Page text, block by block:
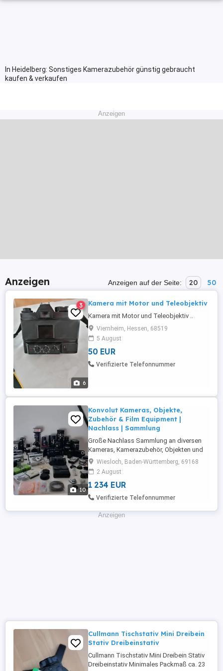
In Heidelberg: Sonstiges Kamerazubehör günstig gebraucht
kaufen & verkaufen
Anzeigen
Anzeigen Anzeigen auf der Seite: 20 50
6
3 Kamera mit Motor und Teleobjektiv
Kamera mit Motor und Teleobjektiv ..
Viernheim, Hessen, 68519
5 August
50 EUR
Verifizierte Telefonnummer
10
Konvolut Kameras, Objekte,
Zubehör & Film Equipment |
Nachlass | Sammlung
Große Nachlass Sammlung an diversen
Kameras, Kamerazubehör, Objekten und
Film Equipment. Preis ist Platzhalter,
machen SIE mir ein faires Angebot. Bitte
nur ernst gemeinte Anfragen! Abgabe
einzeln oder als Konvolut. Auf "was letzte
Preis" und Spaß-Anfragen wird nicht
Wiesloch, Baden-Württemberg, 69168
2 August
1 234 EUR
Verifizierte Telefonnummer
Anzeigen
Cullmann Tischstativ Mini Dreibein
Stativ Dreibeinstativ
Cullmann Tischstativ Mini Dreibein Stativ
Dreibeinstativ Minimales Packmaß ca. 23